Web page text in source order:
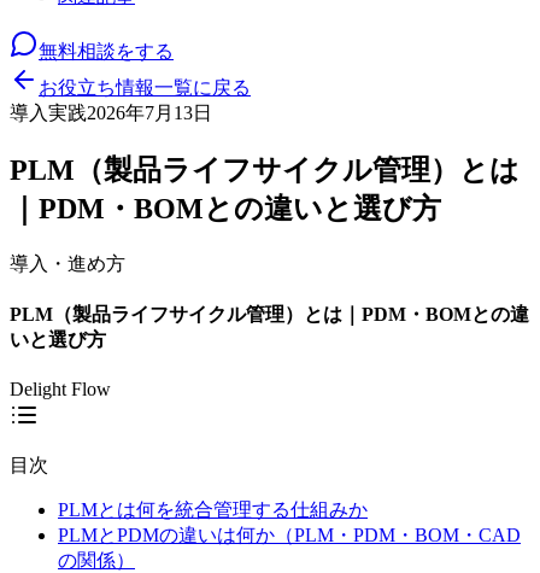
無料相談をする
お役立ち情報一覧に戻る
導入実践2026年7月13日
PLM（製品ライフサイクル管理）とは
｜PDM・BOMとの違いと選び方
導入・進め方
PLM（製品ライフサイクル管理）とは｜PDM・BOMとの違
いと選び方
Delight Flow
目次
PLMとは何を統合管理する仕組みか
PLMとPDMの違いは何か（PLM・PDM・BOM・CAD
の関係）